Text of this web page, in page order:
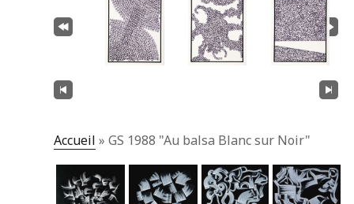
Accueil »GS 1988 "Au balsa Blanc sur Noir"